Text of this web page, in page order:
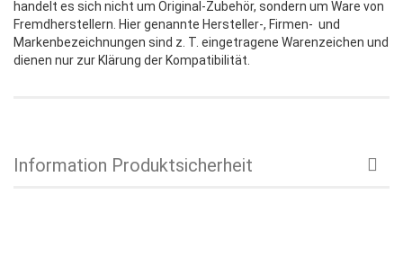
handelt es sich nicht um Original-Zubehör, sondern um Ware von
Fremdherstellern. Hier genannte Hersteller-, Firmen- und
Markenbezeichnungen sind z. T. eingetragene Warenzeichen und
dienen nur zur Klärung der Kompatibilität.
Information Produktsicherheit